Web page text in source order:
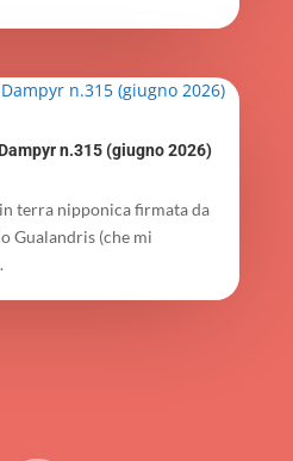
n.315 (giugno 2026)
terra nipponica firmata da
Gualandris (che mi